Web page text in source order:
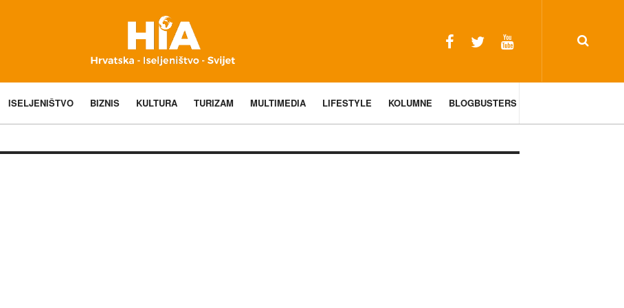
ISELJENIŠTVO BIZNIS KULTURA TURIZAM MULTIMEDIA LIFESTYLE KOLUMNE BLOGBUSTERS